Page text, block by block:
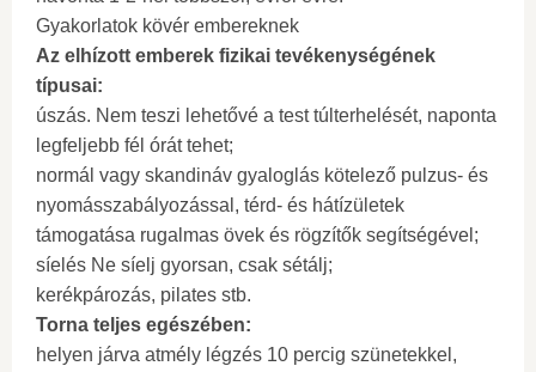
Gyakorlatok kövér embereknek
Az elhízott emberek fizikai tevékenységének
típusai:
úszás. Nem teszi lehetővé a test túlterhelését, naponta
legfeljebb fél órát tehet;
normál vagy skandináv gyaloglás kötelező pulzus- és
nyomásszabályozással, térd- és hátízületek
támogatása rugalmas övek és rögzítők segítségével;
síelés Ne síelj gyorsan, csak sétálj;
kerékpározás, pilates stb.
Torna teljes egészében:
helyen járva atmély légzés 10 percig szünetekkel,